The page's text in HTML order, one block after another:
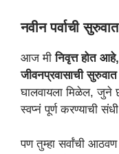
नवीन पर्वाची सुरुवात
आज मीनिवृत्त होत
जीवनप्रवासाची
घालवायला मिळेल, जुने
स्वप्नं पूर्ण करण्याची
पण तुम्हा सर्वांची